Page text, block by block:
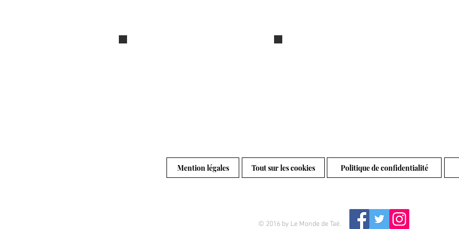
Mention légales Tout sur les cookies Politique de confidentialité
© 2016 by Le Monde de Taé.